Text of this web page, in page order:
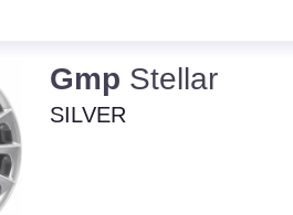
Gmp Stellar
SILVER